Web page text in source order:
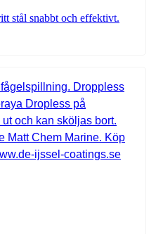
stål snabbt och effektivt.
priset var: 225,00 kr.
priset är: 149,00 kr.